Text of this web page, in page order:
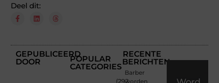
Deel dit:
GEPUBLICEERD
DOOR
POPULAR
CATEGORIES
(292
RECENTE
BERICHTEN
Barber
worden